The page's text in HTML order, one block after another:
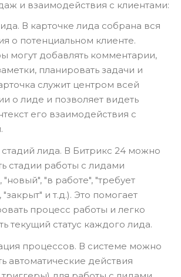
и взаимодействия с клиентами:
В карточке лида собрана вся
о потенциальном клиенте.
могут добавлять комментарии,
планировать задачи и
служит центром всей
о лиде и позволяет видеть
его взаимодействия с
лида. В Битрикс 24 можно
стадии работы с лидами
"в работе", "требует
"закрыт" и т.д.). Это помогает
процесс работы и легко
текущий статус каждого лида.
процессов. В системе можно
автоматические действия